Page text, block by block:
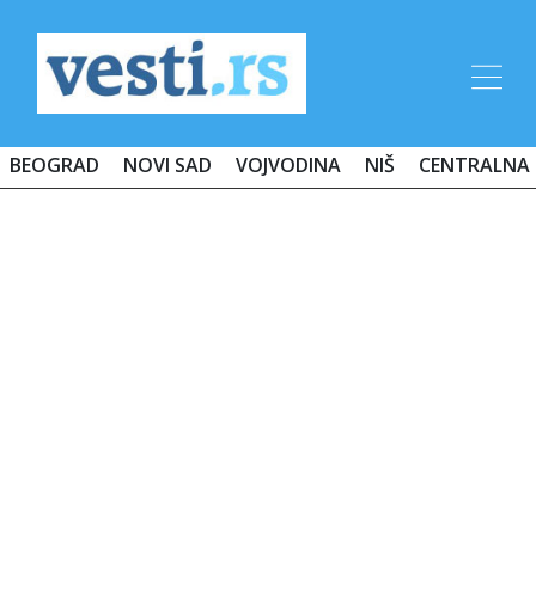
BEOGRAD NOVI SAD VOJVODINA NIŠ CENTRALNA